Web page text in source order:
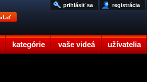
kategórie vaše videá užívatelia
registrácia
prihlásiť sa